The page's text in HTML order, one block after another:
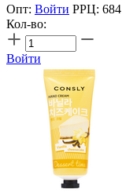
Опт: Войти РРЦ: 684
Кол-во:
Войти